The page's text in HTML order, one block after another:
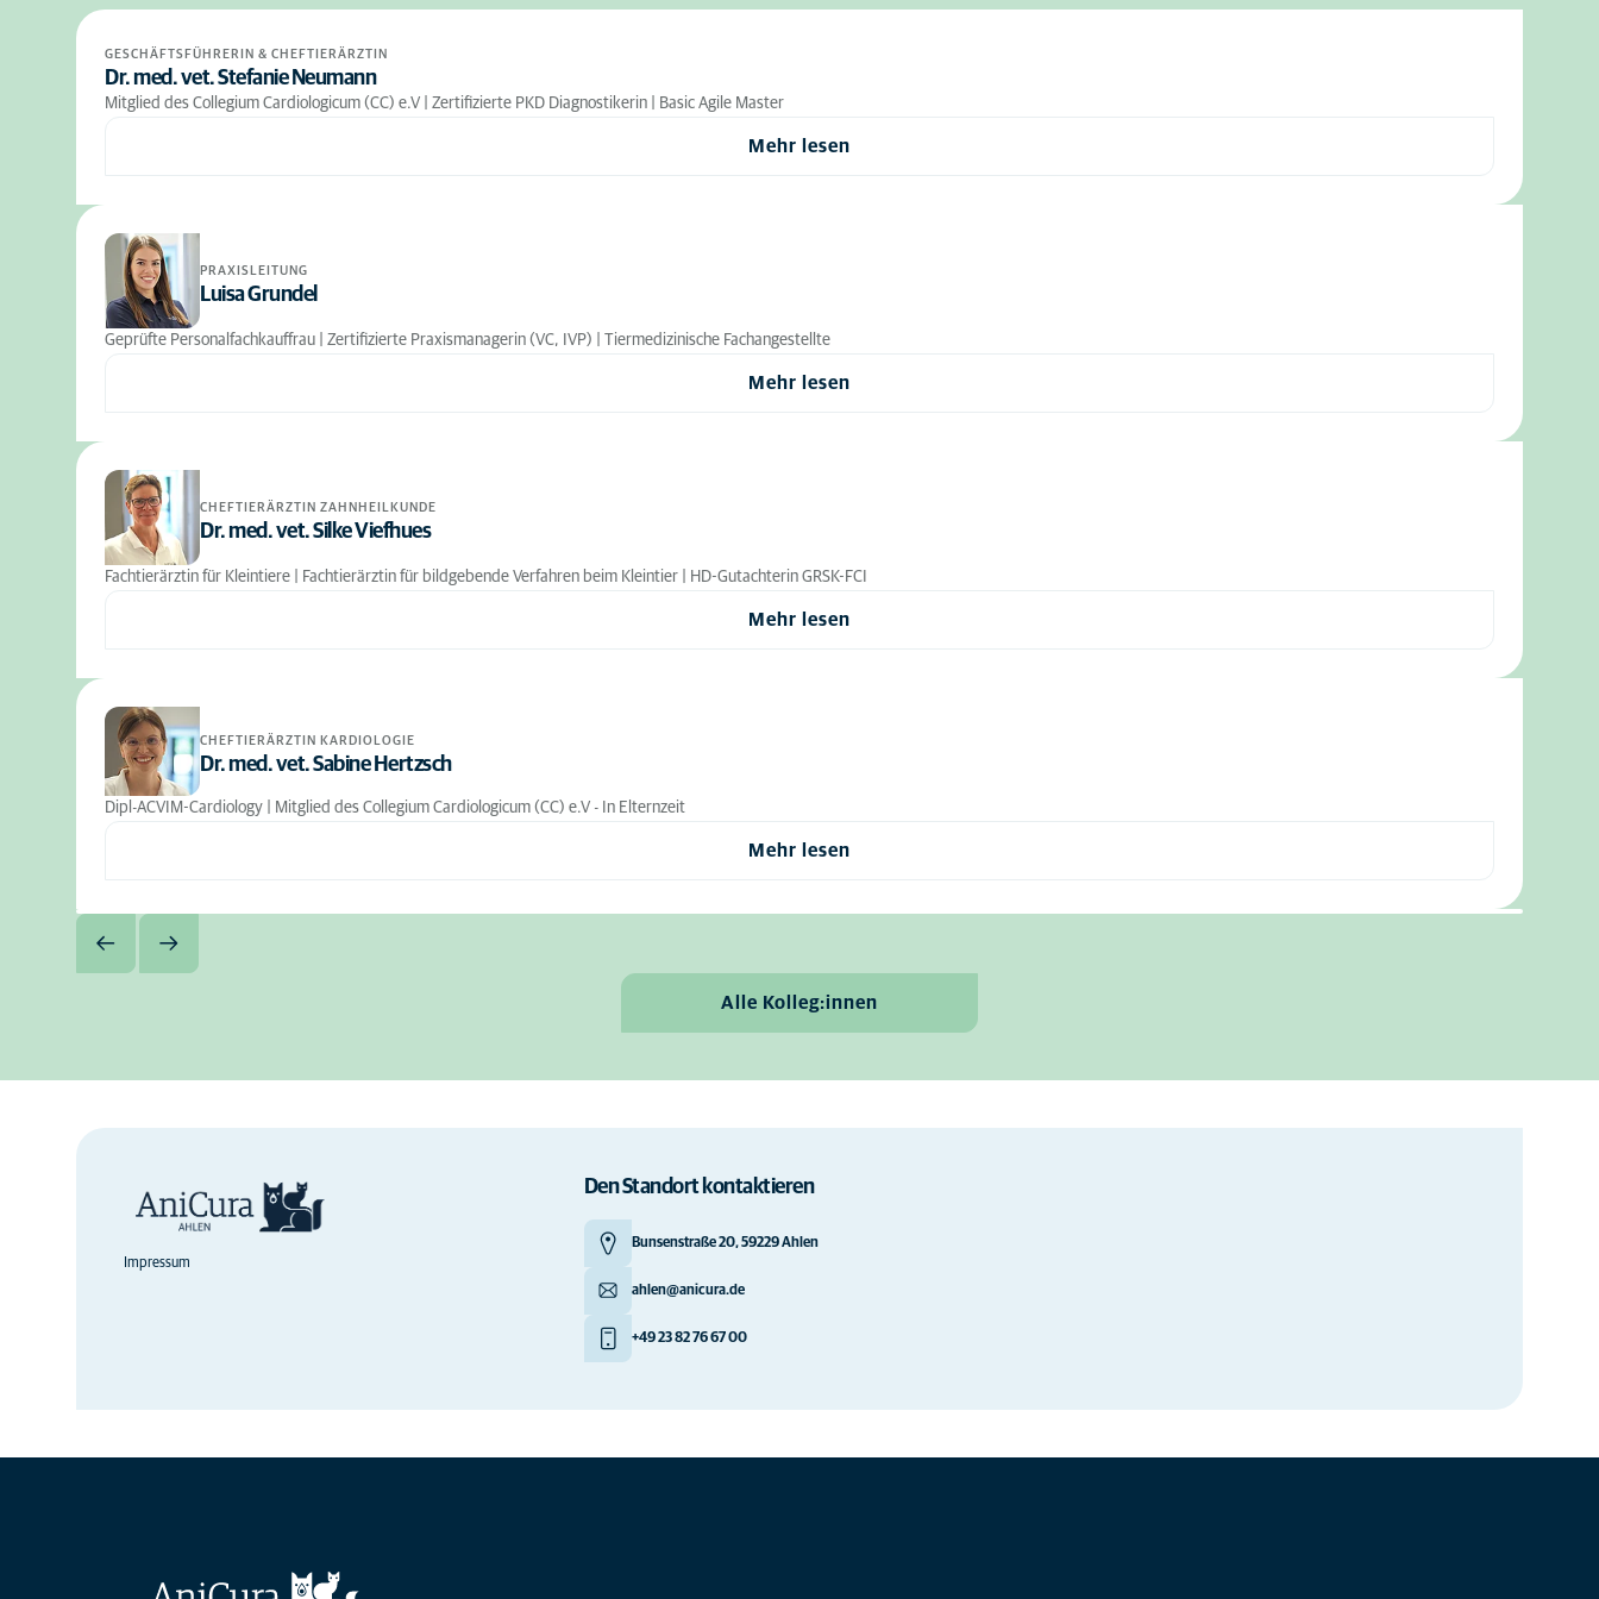
GESCHÄFTSFÜHRERIN & CHEFTIERÄRZTIN
Dr. med. vet. Stefanie Neumann
Mitglied des Collegium Cardiologicum (CC) e.V | Zertifizierte PKD Diagnostikerin | Basic Agile Master
Mehr lesen
PRAXISLEITUNG
Luisa Grundel
Geprüfte Personalfachkauffrau | Zertifizierte Praxismanagerin (VC, IVP) | Tiermedizinische Fachangestellte
Mehr lesen
CHEFTIERÄRZTIN ZAHNHEILKUNDE
Dr. med. vet. Silke Viefhues
Fachtierärztin für Kleintiere | Fachtierärztin für bildgebende Verfahren beim Kleintier | HD-Gutachterin GRSK-FCI
Mehr lesen
CHEFTIERÄRZTIN KARDIOLOGIE
Dr. med. vet. Sabine Hertzsch
Dipl-ACVIM-Cardiology | Mitglied des Collegium Cardiologicum (CC) e.V - In Elternzeit
Mehr lesen
Alle Kolleg:innen
Impressum
Den Standort kontaktieren
Bunsenstraße 20, 59229 Ahlen
ahlen@anicura.de
+49 23 82 76 67 00